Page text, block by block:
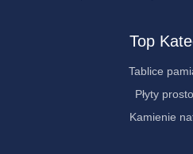
Top
Tablice
Płyty
Kamienie